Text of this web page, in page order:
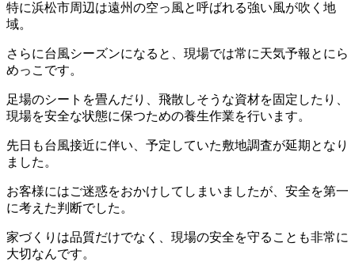
特に浜松市周辺は遠州の空っ風と呼ばれる強い風が吹く地
域。
さらに台風シーズンになると、現場では常に天気予報とにら
めっこです。
足場のシートを畳んだり、飛散しそうな資材を固定したり、
現場を安全な状態に保つための養生作業を行います。
先日も台風接近に伴い、予定していた敷地調査が延期となり
ました。
お客様にはご迷惑をおかけしてしまいましたが、安全を第一
に考えた判断でした。
家づくりは品質だけでなく、現場の安全を守ることも非常に
大切なんです。